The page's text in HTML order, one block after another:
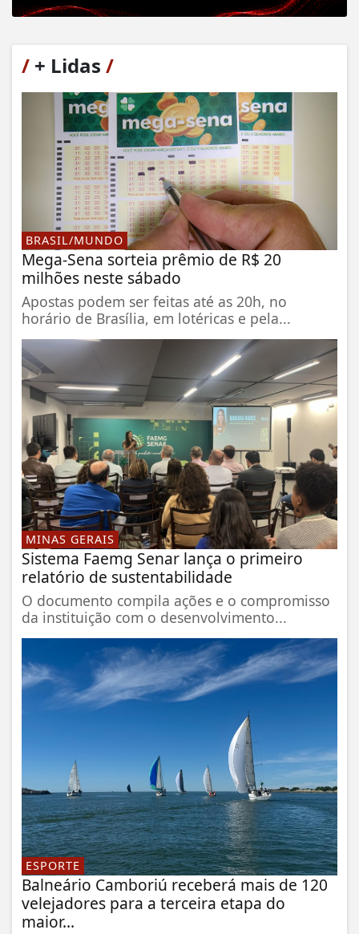
/ + Lidas /
BRASIL/MUNDO
Mega-Sena sorteia prêmio de R$ 20
milhões neste sábado
Apostas podem ser feitas até as 20h, no
horário de Brasília, em lotéricas e pela...
MINAS GERAIS
Sistema Faemg Senar lança o primeiro
relatório de sustentabilidade
O documento compila ações e o compromisso
da instituição com o desenvolvimento...
ESPORTE
Balneário Camboriú receberá mais de 120
velejadores para a terceira etapa do
maior...